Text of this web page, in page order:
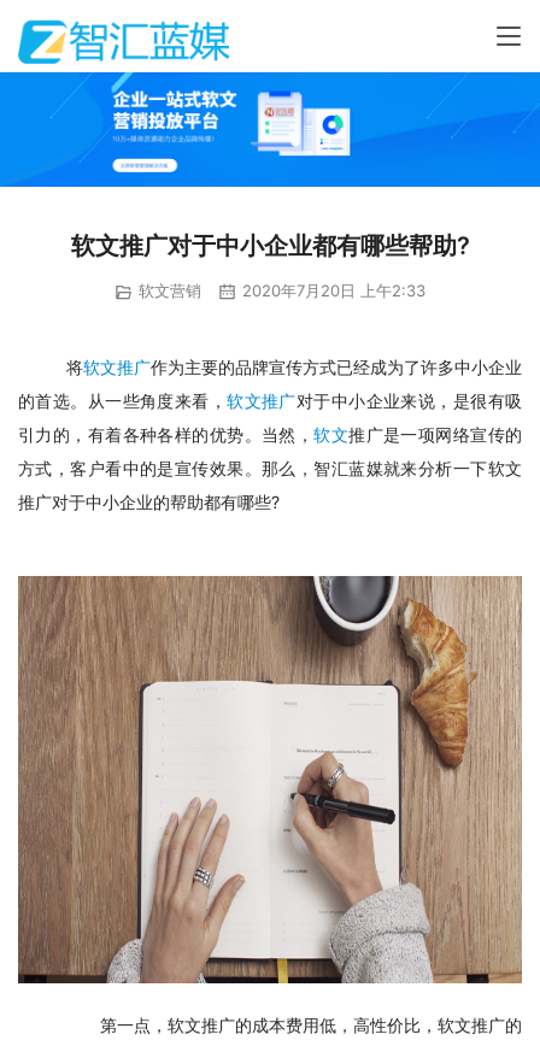
软文推广对于中小企业都有哪些帮助?
软文营销 2020年7月20日 上午2:33
将软文推广作为主要的品牌宣传方式已经成为了许多中小企业
的首选。从一些角度来看，软文推广对于中小企业来说，是很有吸
引力的，有着各种各样的优势。当然，软文推广是一项网络宣传的
方式，客户看中的是宣传效果。那么，智汇蓝媒就来分析一下软文
推广对于中小企业的帮助都有哪些?
第一点，软文推广的成本费用低，高性价比，软文推广的